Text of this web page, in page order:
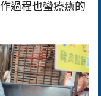
過程也蠻療癒的